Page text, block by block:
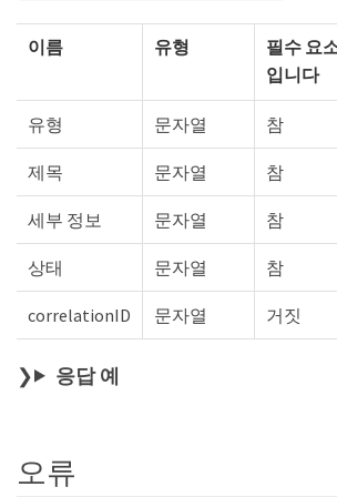
이름 유형
필수 요
입니다
유형 문자열 참
제목 문자열 참
세부 정보 문자열 참
상태 문자열 참
correlationID 문자열 거짓
응답 예
오류